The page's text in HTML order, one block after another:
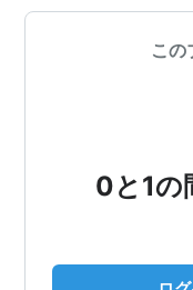
この
0と1の